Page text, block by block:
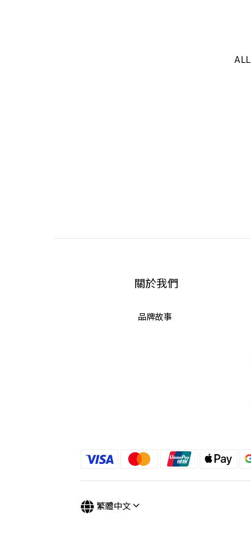
ALL
關於我們
品牌故事
繁體中文